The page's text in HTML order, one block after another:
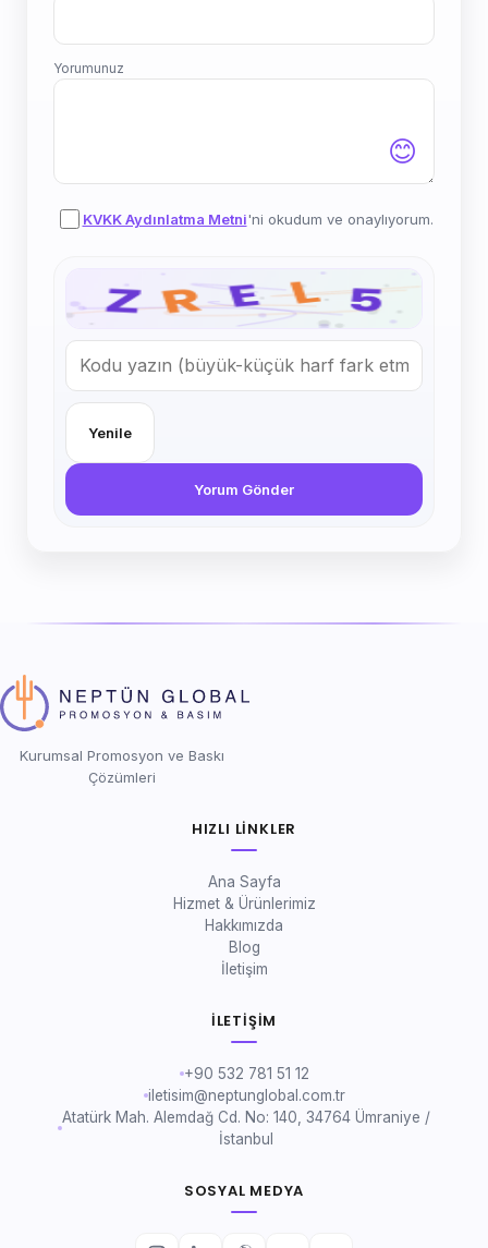
Yorumunuz
😊
KVKK Aydınlatma Metni'ni okudum ve onaylıyorum.
Yenile
Yorum Gönder
Kurumsal Promosyon ve Baskı
Çözümleri
HIZLI LINKLER
Ana Sayfa
Hizmet & Ürünlerimiz
Hakkımızda
Blog
İletişim
İLETIŞIM
+90 532 781 51 12
iletisim@neptunglobal.com.tr
Atatürk Mah. Alemdağ Cd. No: 140, 34764 Ümraniye /
İstanbul
SOSYAL MEDYA